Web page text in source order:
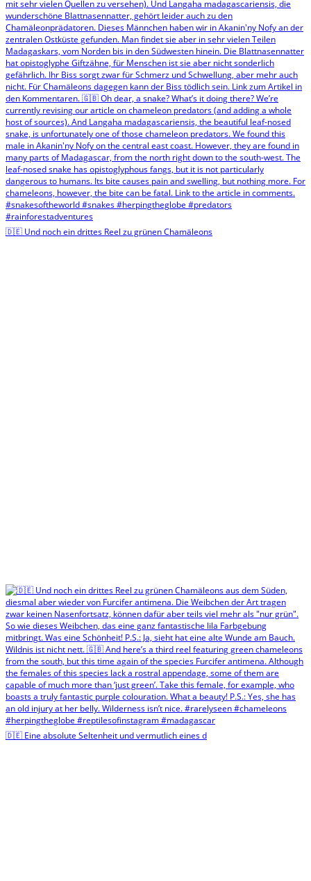
🇩🇪 Und noch ein drittes Reel zu grünen Chamäleons
🇩🇪 Eine absolute Seltenheit und vermutlich eines d